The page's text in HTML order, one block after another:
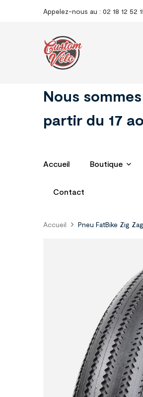
Appelez-nous au : 02 18 12 52
Nous
partir du 17
Accueil Boutique
Contact
Accueil Pneu FatBike Zig